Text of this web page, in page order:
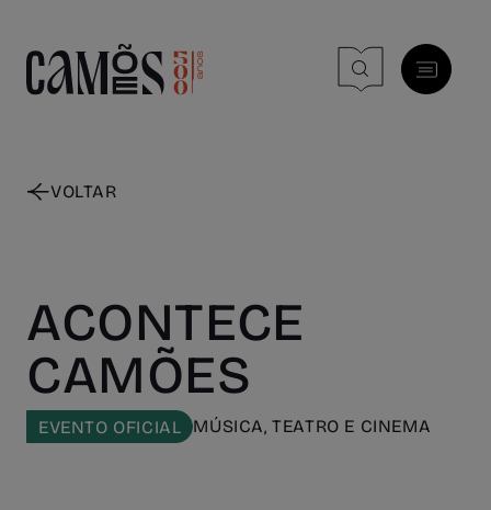
VOLTAR
ACONTECE
CAMÕES
EVENTO OFICIAL MÚSICA, TEATRO E CINEMA